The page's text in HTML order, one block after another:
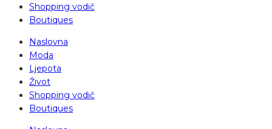
Shopping vodič
Boutiques
Naslovna
Moda
Ljepota
Život
Shopping vodič
Boutiques